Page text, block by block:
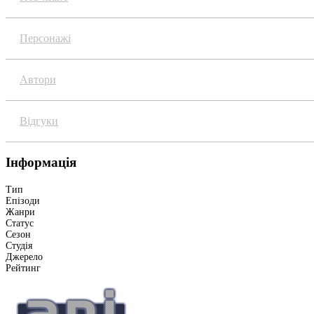
Персонажі
Автори
Відгуки
Інформація
Тип
Епізоди
Жанри
Статус
Сезон
Студія
Джерело
Рейтинг